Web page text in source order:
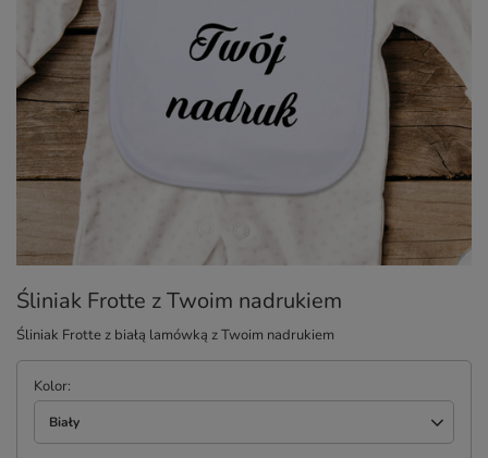
Śliniak Frotte z Twoim nadrukiem
Śliniak Frotte z białą lamówką z Twoim nadrukiem
Kolor
Biały